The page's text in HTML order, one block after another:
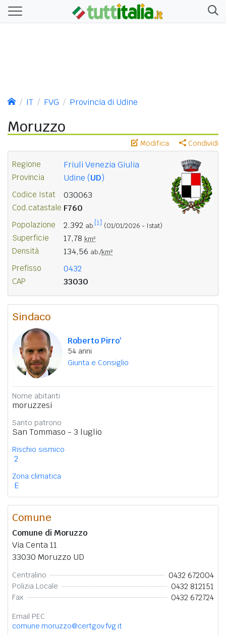
IT FVG Provincia di Udine
Moruzzo
Modifica Condividi
Regione Friuli Venezia Giulia
Provincia Udine (UD)
Codice Istat 030063
Cod.catastale F760
Popolazione 2.392 ab. [1] (01/01/2026 - Istat)
Superficie 17,78 km²
Densità 134,56 ab./km²
Prefisso 0432
CAP 33030
Sindaco
Roberto Pirro'
54 anni
Giunta e Consiglio
Nome abitanti
moruzzesi
Santo patrono
San Tommaso - 3 luglio
Rischio sismico
2
Zona climatica
E
Comune
Comune di Moruzzo
Via Centa 11
33030 Moruzzo UD
Centralino 0432 672004
Polizia Locale 0432 812151
Fax 0432 672724
Email PEC
comune.moruzzo@certgov.fvg.it